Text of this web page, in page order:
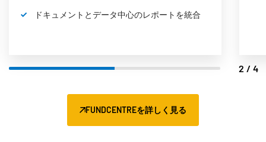
ドキュメントとデータ中心のレポートを統合
2/4
FUNDCENTREを詳しく見る